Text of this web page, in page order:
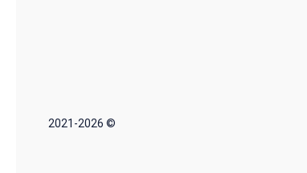
2021-2026 ©